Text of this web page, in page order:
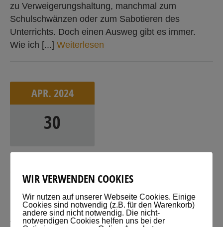
zu Verweigerungshaltung, manchmal zum
Schulschwänzen oder zum Sabotieren des
Unterrichts. Doch einen Ausweg gibt es immer.
Wie ich [...] Weiterlesen
APR. 2024
30
RUNDSCHULE
Lauscher auf- hier gibt's was auf die Ohren!
Aktuelle Episode Beschreibung: Grundschullehrer
WIR VERWENDEN COOKIES
Wir nutzen auf unserer Webseite Cookies. Einige
Cookies sind notwendig (z.B. für den Warenkorb)
andere sind nicht notwendig. Die nicht-
notwendigen Cookies helfen uns bei der